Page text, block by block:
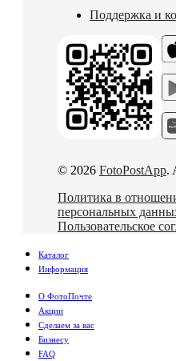
Поддержка и
© 2026 FotoPostApp.
Политика в
персональных
Пользовательское
Каталог
Информация
О ФотоПочте
Акции
Сделаем за вас
Бизнесу
FAQ